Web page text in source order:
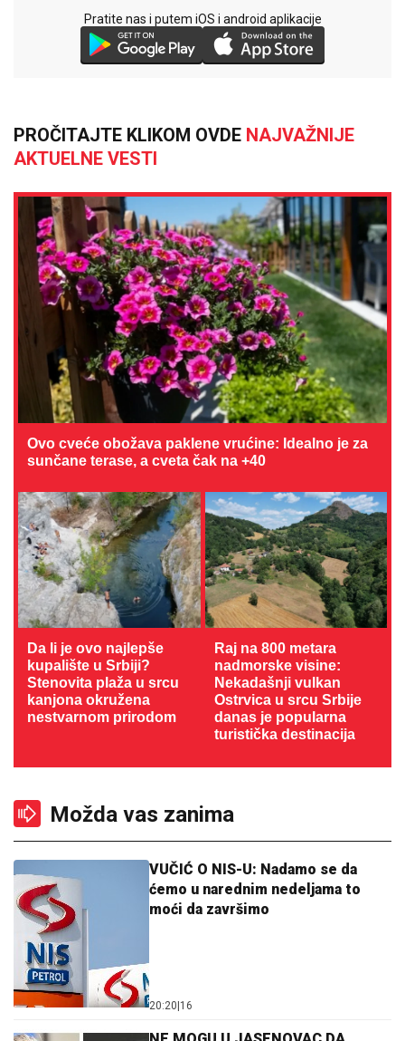
Pratite nas i putem iOS i android aplikacije
PROČITAJTE KLIKOM OVDE NAJVAŽNIJE
AKTUELNE VESTI
Ovo cveće obožava paklene vrućine: Idealno je za
sunčane terase, a cveta čak na +40
Da li je ovo najlepše
kupalište u Srbiji?
Stenovita plaža u srcu
kanjona okružena
nestvarnom prirodom
Raj na 800 metara
nadmorske visine:
Nekadašnji vulkan
Ostrvica u srcu Srbije
danas je popularna
turistička destinacija
Možda vas zanima
VUČIĆ O NIS-U: Nadamo se da
ćemo u narednim nedeljama to
moći da završimo
20:20 16